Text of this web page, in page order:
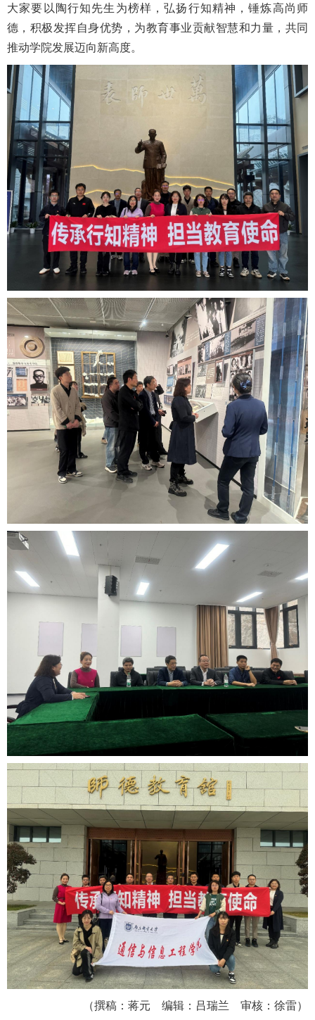
大家要以陶行知先生为榜样，弘扬行知精神，锤炼高尚师
德，积极发挥自身优势，为教育事业贡献智慧和力量，共同
推动学院发展迈向新高度。
（撰稿：蒋元 编辑：吕瑞兰 审核：徐雷）